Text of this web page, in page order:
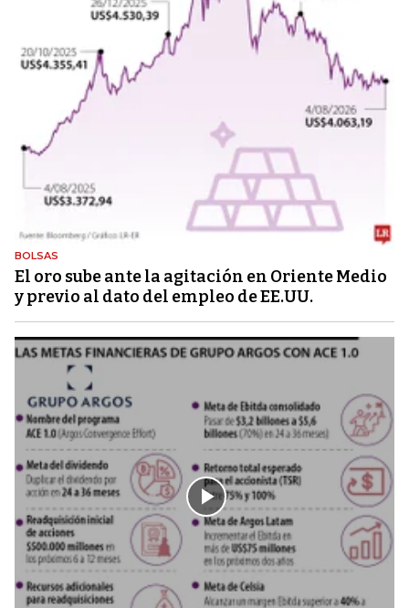
BOLSAS
El oro sube ante la agitación en Oriente Medio
y previo al dato del empleo de EE.UU.